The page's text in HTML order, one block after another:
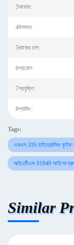
3আকার:
4উপাদান:
5কাজের চাপ:
6প্রয়োগ:
7প্রযুক্তি:
8প্যাকিং:
Tags:
এসএস 316 হাইড্রোলিক কুইক
আইএটিএফ 01949 আইসো
Similar